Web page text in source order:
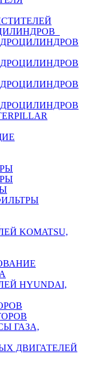
KOMATSU,
HYUNDAI,
ГАЗА,
ДВИГАТЕЛЕЙ